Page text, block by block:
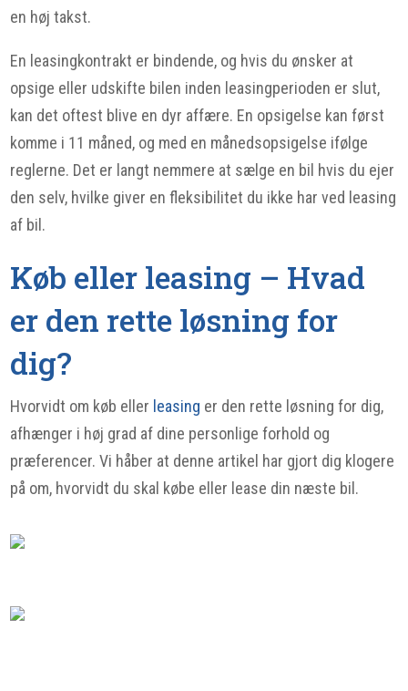
en høj takst.
En leasingkontrakt er bindende, og hvis du ønsker at
opsige eller udskifte bilen inden leasingperioden er slut,
kan det oftest blive en dyr affære. En opsigelse kan først
komme i 11 måned, og med en månedsopsigelse ifølge
reglerne. Det er langt nemmere at sælge en bil hvis du ejer
den selv, hvilke giver en fleksibilitet du ikke har ved leasing
af bil.
Køb eller leasing – Hvad
er den rette løsning for
dig?
Hvorvidt om køb eller leasing er den rette løsning for dig,
afhænger i høj grad af dine personlige forhold og
præferencer. Vi håber at denne artikel har gjort dig klogere
på om, hvorvidt du skal købe eller lease din næste bil.